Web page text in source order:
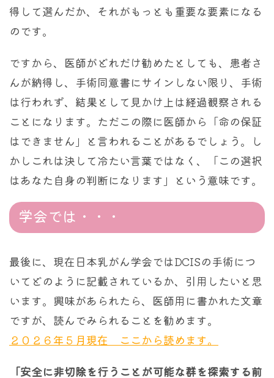
得して選んだか、それがもっとも重要な要素になる
のです。
ですから、医師がどれだけ勧めたとしても、患者さ
んが納得し、手術同意書にサインしない限り、手術
は行われず、結果として見かけ上は経過観察される
ことになります。ただこの際に医師から「命の保証
はできません」と言われることがあるでしょう。し
かしこれは決して冷たい言葉ではなく、「この選択
はあなた自身の判断になります」という意味です。
学会では・・・
最後に、現在日本乳がん学会ではDCISの手術につ
いてどのように記載されているか、引用したいと思
います。興味があられたら、医師用に書かれた文章
ですが、読んでみられることを勧めます。
２０２６年５月現在 ここから読めます。
「安全に非切除を行うことが可能な群を探索する前